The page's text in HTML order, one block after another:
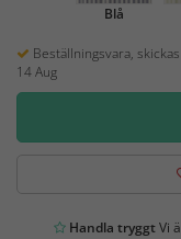
Blå
Beställningsvara,
14 Aug
Handla tryggtVi